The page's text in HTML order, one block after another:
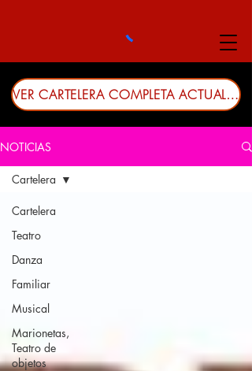
VER CARTELERA COMPLETA ACTUALIZADA
NOTICIAS
Cartelera
Teatro
Danza
Familiar
Musical
Marionetas,
Teatro de
objetos
Cartelera